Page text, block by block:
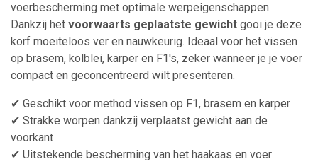
voerbescherming met optimale werpeigenschappen.
Dankzij het voorwaarts geplaatste gewicht gooi je deze
korf moeiteloos ver en nauwkeurig. Ideaal voor het vissen
op brasem, kolblei, karper en F1's, zeker wanneer je je voer
compact en geconcentreerd wilt presenteren.
✔ Geschikt voor method vissen op F1, brasem en karper
✔ Strakke worpen dankzij verplaatst gewicht aan de
voorkant
✔ Uitstekende bescherming van het haakaas en voer